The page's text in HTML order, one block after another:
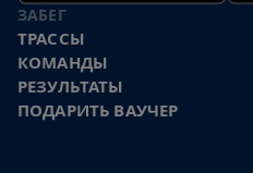
ЗАБЕГ
ТРАССЫ
КОМАНДЫ
РЕЗУЛЬТАТЫ
ПОДАРИТЬ ВАУЧЕР